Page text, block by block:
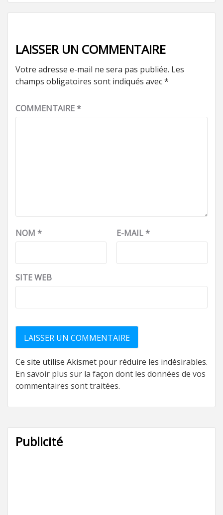
LAISSER UN COMMENTAIRE
Votre adresse e-mail ne sera pas publiée. Les
champs obligatoires sont indiqués avec*
COMMENTAIRE*
NOM * E-MAIL*
SITE WEB
Ce site utilise Akismet pour réduire les indésirables.
En savoir plus sur la façon dont les données de vos
commentaires sont traitées.
Publicité